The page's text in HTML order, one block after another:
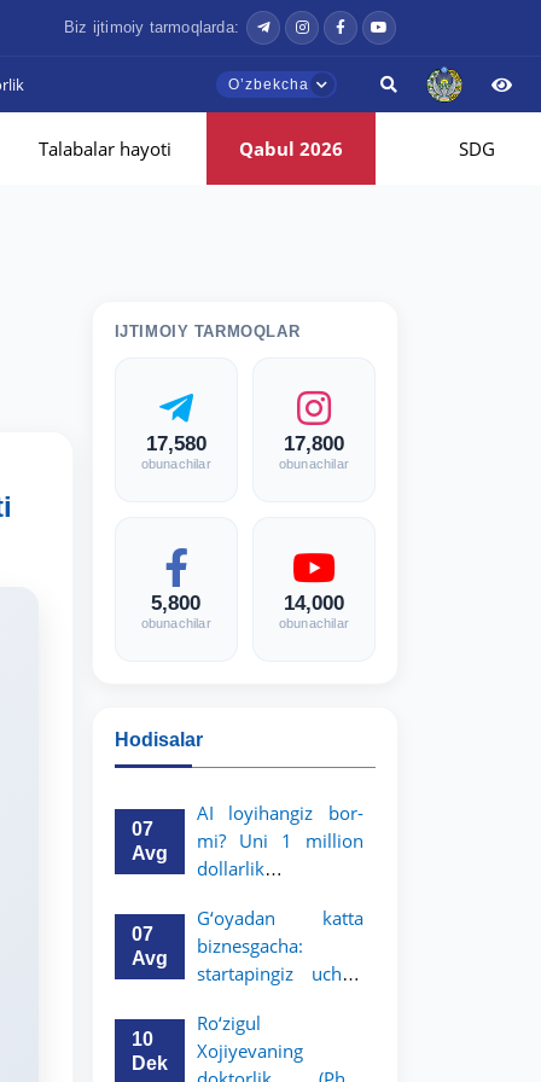
Biz ijtimoiy tarmoqlarda:
Oʼzbekcha
Talabalar hayoti Qabul 2026 SDG
IJTIMOIY TARMOQLAR
17,580
obunachilar
17,800
obunachilar
5,800
obunachilar
14,000
obunachilar
Hodisalar
07
Avg
AI loyihangiz bor-
mi? Uni 1 million
dollarlik
aylantiring!
07
Avg
G‘oyadan katta
biznesgacha:
startapingiz uchun
imkoniyat!
10
Dek
Ro‘zigul
Xojiyevaning